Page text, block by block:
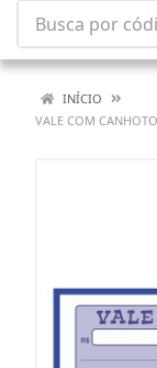
INÍCIO
VALE COM